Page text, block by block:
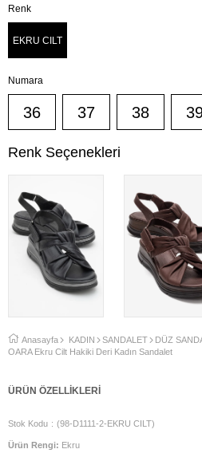
Renk
EKRU CILT
Numara
36 37 38
Renk Seçenekleri
Anasayfa KADIN SANDALET
DÜZ
OARA Ekru Cilt Hakiki Deri Kadın Sandalet
ÜRÜN ÖZELLIKLERI
Stok Kodu (98-D1111-2-EKRU CILT)
Ürün Rengi: Ekru